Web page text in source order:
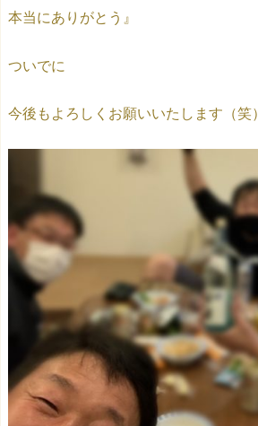
本当にありがとう』
ついでに
今後もよろしくお願いいたします（笑）